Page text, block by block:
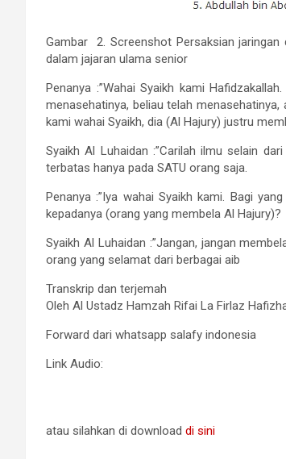
Gambar 2. Screenshot Persaksian jaringan
dalam jajaran ulama senior
Penanya :”Wahai Syaikh kami
menasehatinya, beliau telah
kami wahai Syaikh, dia (Al Hajury) justru
Syaikh Al Luhaidan :”Carilah ilmu selain
terbatas hanya pada SATU orang saja.
Penanya :”Iya wahai Syaikh kami. Bagi
kepadanya (orang yang membela Al Hajury)?
Syaikh Al Luhaidan :”Jangan, jangan
orang yang selamat dari berbagai aib
Transkrip dan terjemah
Oleh Al Ustadz Hamzah Rifai La Firlaz
Forward dari whatsapp salafy indonesia
Link Audio:
atau silahkan di download di sini